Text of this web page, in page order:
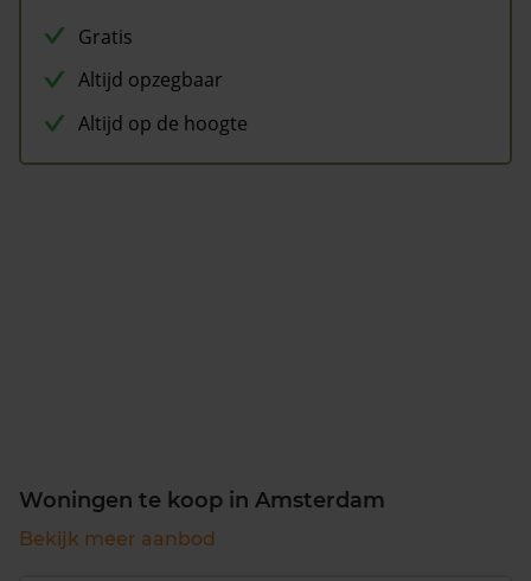
Gratis
Altijd opzegbaar
Altijd op de hoogte
Woningen te koop in Amsterdam
Bekijk meer aanbod